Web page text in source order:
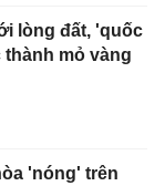
lòng đất, 'quốc
thành mỏ vàng
'nóng' trên